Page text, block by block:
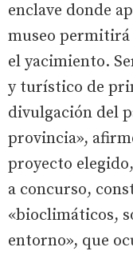
enclave donde
museo
el yacimiento.
y turístico de
divulgación del
provincia»,
proyecto
a concurso,
«bioclimáticos,
entorno», que